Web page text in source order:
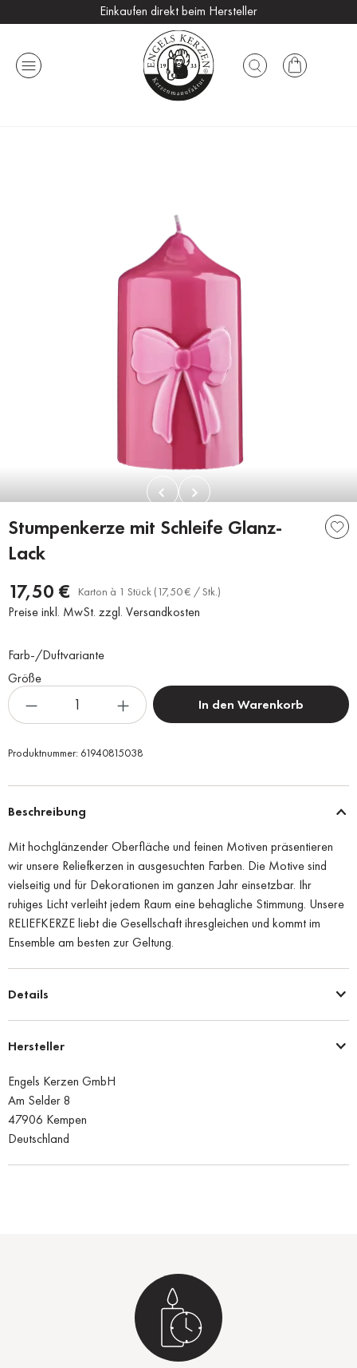
Einkaufen direkt beim Hersteller
Versandkostenfrei ab 25 €
Handmade in Germany
Stumpenkerze mit Schleife Glanz-
Lack
17,50 €
Karton à 1 Stück (17,50 € / Stk.)
Preise inkl. MwSt. zzgl. Versandkosten
Farb-/Duftvariante
Größe
In den Warenkorb
Produktnummer: 61940815038
Beschreibung
Mit hochglänzender Oberfläche und feinen Motiven präsentieren
wir unsere Reliefkerzen in ausgesuchten Farben. Die Motive sind
vielseitig und für Dekorationen im ganzen Jahr einsetzbar. Ihr
ruhiges Licht verleiht jedem Raum eine behagliche Stimmung. Unsere
RELIEFKERZE liebt die Gesellschaft ihresgleichen und kommt im
Ensemble am besten zur Geltung.
Details
Hersteller
Engels Kerzen GmbH
Am Selder 8
47906 Kempen
Deutschland